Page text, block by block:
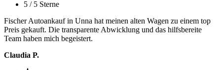
5 / 5 Sterne
Fischer Autoankauf in Unna hat meinen alten Wagen zu einem top
Preis gekauft. Die transparente Abwicklung und das hilfsbereite
Team haben mich begeistert.
Claudia P.